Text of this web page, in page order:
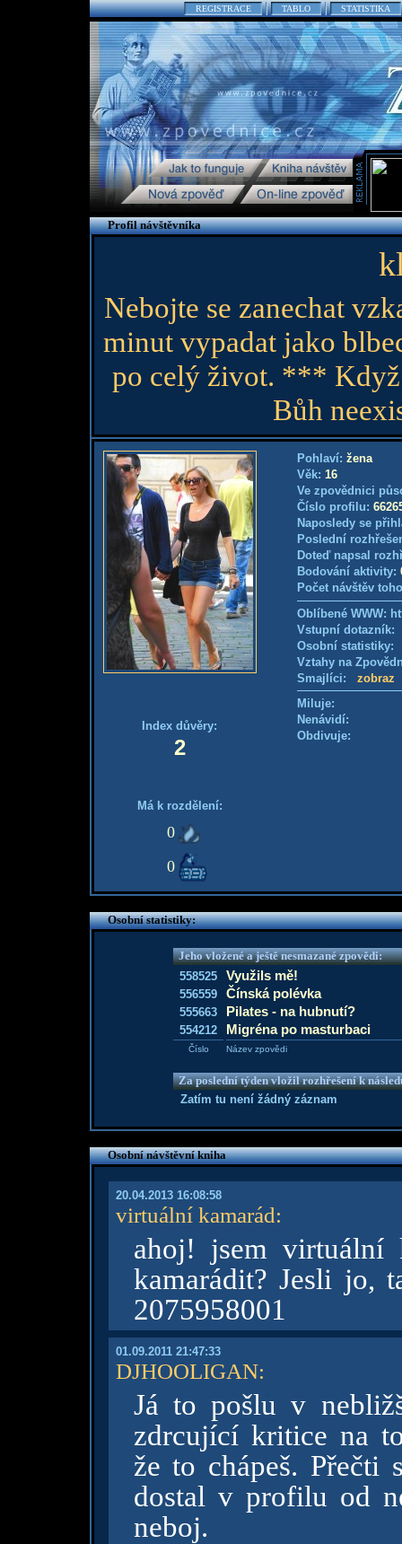
REGISTRACE TABLO STATISTIKA
Profil návštěvníka
Nebojte se zanechat
minut vypadat jako
po celý život. *** Když
Bůh
Index důvěry:
2
Má k rozdělení:
0
0
Pohlaví: žena
Věk: 16
Ve zpovědnici
Číslo profilu:
Naposledy se
Poslední
Doteď napsal
Bodování aktivity:
Počet návštěv
Oblíbené WWW:
Vstupní
Osobní
Vztahy na
Smajlíci: zobraz
Miluje:
Nenávidí:
Obdivuje:
Osobní statistiky:
Jeho vložené a ještě nesmazané zpovědi:
558525
Využils mě!
556559 Čínská polévka
555663 Pilates - na hubnutí?
554212 Migréna po masturbaci
Číslo Název zpovědi
Za poslední týden vložil rozhřešení k
Zatím tu není žádný záznam
Osobní návštěvní kniha
20.04.2013 16:08:58
virtuální kamarád:
ahoj! jsem virtuální
kamarádit? Jesli jo,
2075958001
01.09.2011 21:47:33
DJHOOLIGAN:
Já to pošlu v
zdrcující kritice na
že to chápeš.
dostal v profilu od
neboj.